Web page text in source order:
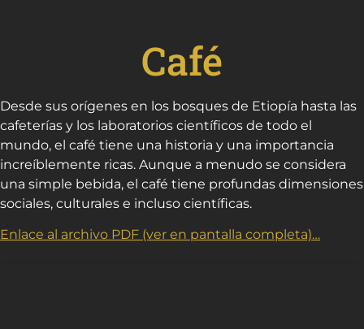
Café
Desde sus orígenes en los bosques de Etiopía hasta las
cafeterías y los laboratorios científicos de todo el
mundo, el café tiene una historia y una importancia
increíblemente ricas. Aunque a menudo se considera
una simple bebida, el café tiene profundas dimensiones
sociales, culturales e incluso científicas.
Enlace al archivo PDF (ver en pantalla completa)…